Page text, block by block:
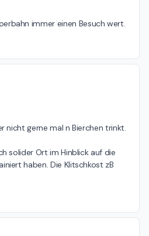
immer einen Besuch wert.
nicht gerne mal n Bierchen trinkt.
solider Ort im Hinblick auf die
haben. Die Klitschkost zB